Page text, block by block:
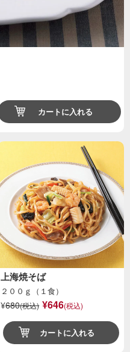
カートに入れる
上海焼そば
２００ｇ（１食）
¥680(税込) ¥646(税込)
カートに入れる